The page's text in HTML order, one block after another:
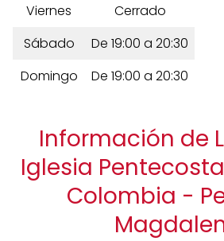
Viernes
Cerrado
Sábado
De 19:00 a 20:30
Domingo
De 19:00 a 20:30
Información de
Iglesia
Colombia -